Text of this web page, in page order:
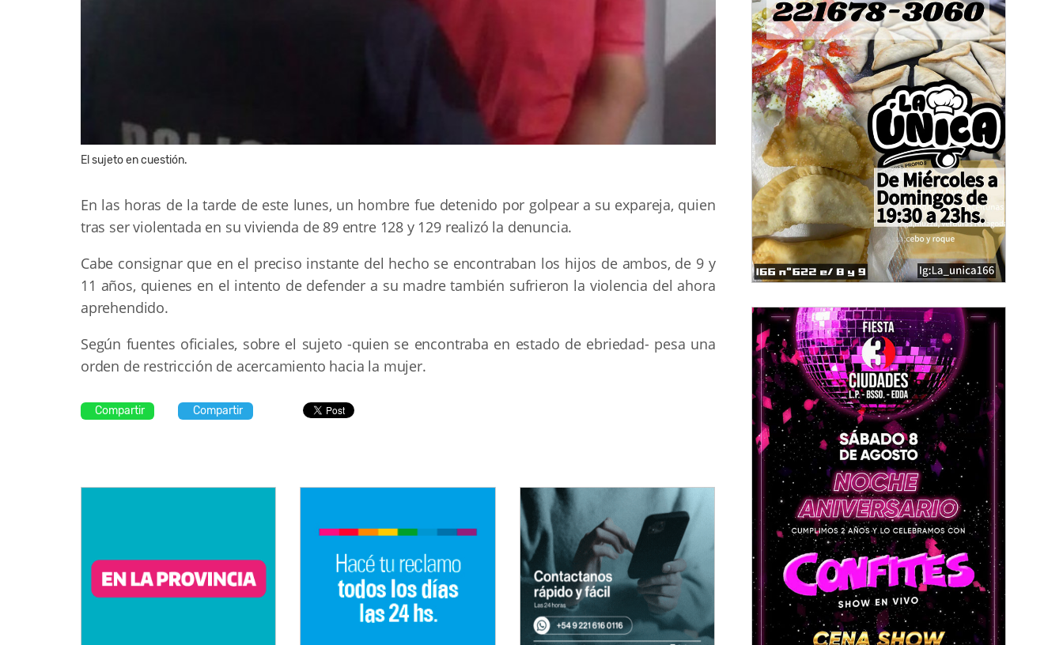
El sujeto en cuestión.
En las horas de la tarde de este lunes, un hombre fue detenido por golpear a su expareja, quien
tras ser violentada en su vivienda de 89 entre 128 y 129 realizó la denuncia.
Cabe consignar que en el preciso instante del hecho se encontraban los hijos de ambos, de 9 y
11 años, quienes en el intento de defender a su madre también sufrieron la violencia del ahora
aprehendido.
Según fuentes oficiales, sobre el sujeto -quien se encontraba en estado de ebriedad- pesa una
orden de restricción de acercamiento hacia la mujer.
Compartir Compartir